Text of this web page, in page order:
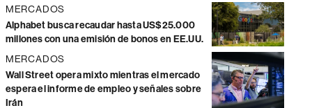
MERCADOS
Alphabet busca recaudar hasta US$25.000
millones con una emisión de bonos en EE.UU.
MERCADOS
Wall Street opera mixto mientras el mercado
espera el informe de empleo y señales sobre
Irán